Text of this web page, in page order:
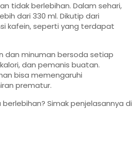
tidak berlebihan. Dalam sehari,
dari 330 ml. Dikutip dari
kafein, seperti yang terdapat
dan minuman bersoda setiap
dan pemanis buatan.
bisa memengaruhi
prematur.
Simak penjelasannya di